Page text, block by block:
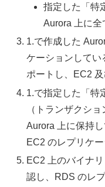
指定した「特
Aurora 上に全
1.で作成した
ケーションしてい
ポートし、EC2
1.で指定した「特
（トランザクシ
Aurora 上に保持
EC2 のレプリケ
EC2 上のバイナ
認し、RDS のレ